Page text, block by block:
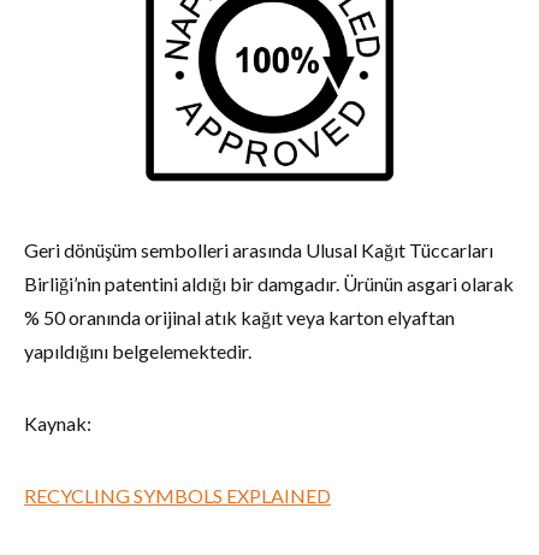
Geri dönüşüm sembolleri arasında Ulusal Kağıt Tüccarları
Birliği’nin patentini aldığı bir damgadır. Ürünün asgari olarak
% 50 oranında orijinal atık kağıt veya karton elyaftan
yapıldığını belgelemektedir.
Kaynak:
RECYCLING SYMBOLS EXPLAINED